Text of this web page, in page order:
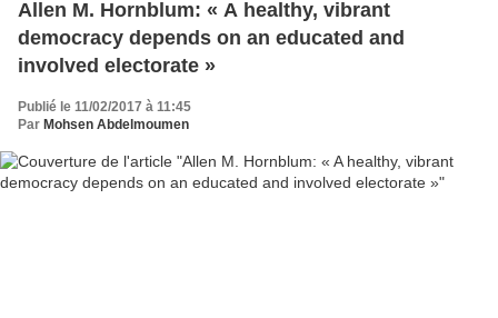
Allen M. Hornblum: « A healthy, vibrant
democracy depends on an educated and
involved electorate »
Publié le 11/02/2017 à 11:45
Par Mohsen Abdelmoumen